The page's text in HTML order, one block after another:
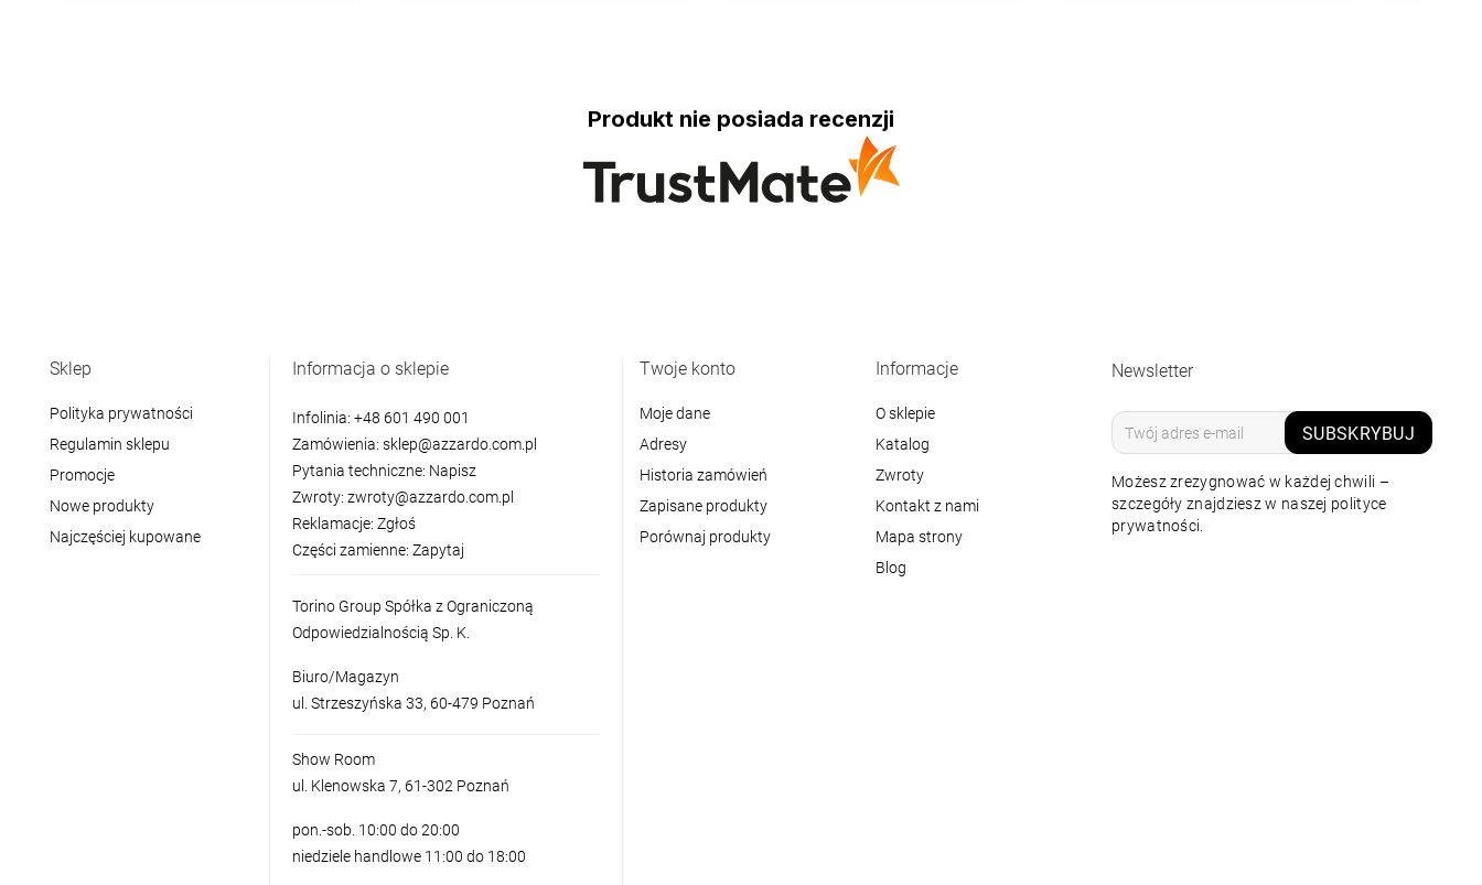
Produkt nie posiada recenzji
Sklep
Polityka prywatności
Regulamin sklepu
Promocje
Nowe produkty
Najczęściej kupowane
Informacja o sklepie
Infolinia: +48 601 490 001
Zamówienia: sklep@azzardo.com.pl
Pytania techniczne: Napisz
Zwroty: zwroty@azzardo.com.pl
Reklamacje: Zgłoś
Części zamienne: Zapytaj
Torino Group Spółka z Ograniczoną
Odpowiedzialnością Sp. K.
Biuro/Magazyn
ul. Strzeszyńska 33, 60-479 Poznań
Show Room
ul. Klenowska 7, 61-302 Poznań
pon.-sob. 10:00 do 20:00
niedziele handlowe 11:00 do 18:00
Twoje konto
Moje dane
Adresy
Historia zamówień
Zapisane produkty
Porównaj produkty
Informacje
O sklepie
Katalog
Zwroty
Kontakt z nami
Mapa strony
Blog
Newsletter
SUBSKRYBUJ
Możesz zrezygnować w każdej chwili –
szczegóły znajdziesz w naszej polityce
prywatności.